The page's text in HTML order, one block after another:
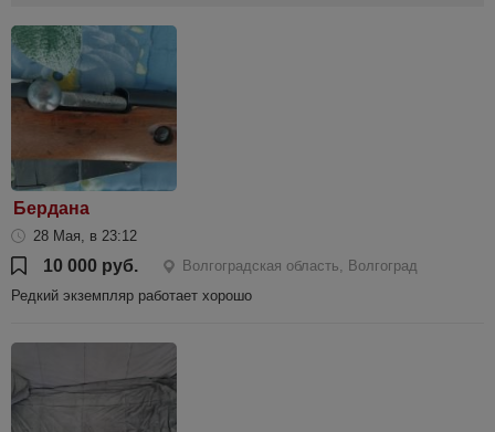
Бердана
28 Мая, в 23:12
10 000 руб.
Волгоградская область, Волгоград
Редкий экземпляр работает хорошо